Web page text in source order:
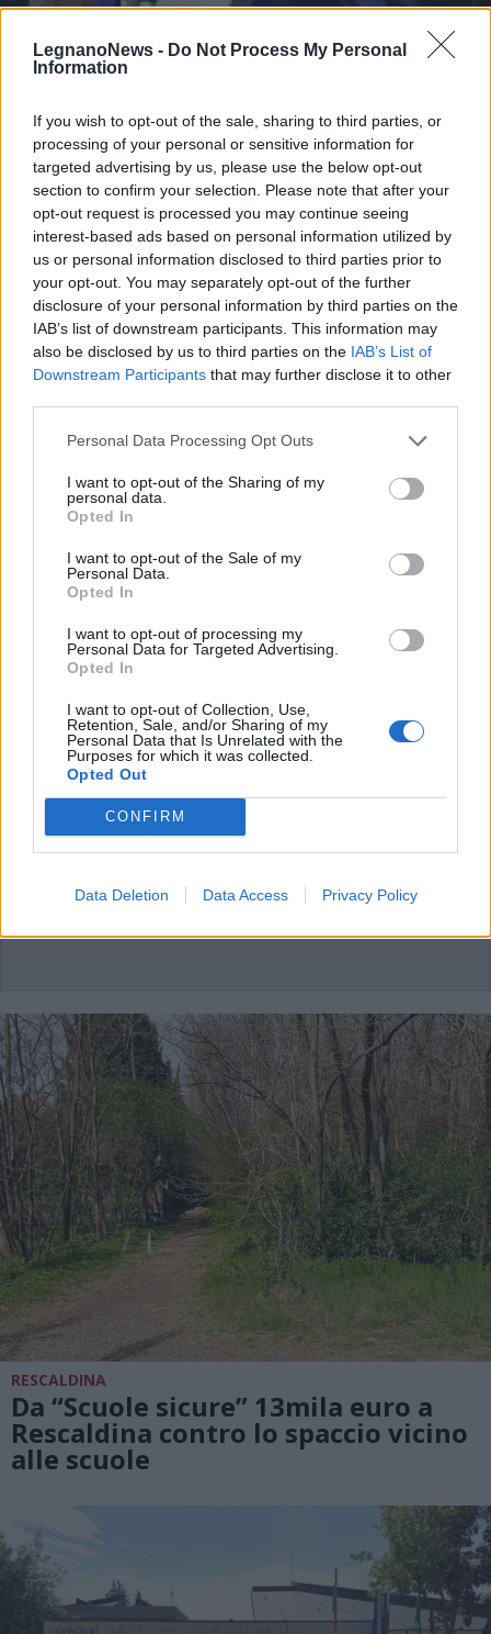
LegnanoNews - Do Not Process My Personal
Information
If you wish to opt-out of the sale, sharing to third parties, or
processing of your personal or sensitive information for
targeted advertising by us, please use the below opt-out
section to confirm your selection. Please note that after your
opt-out request is processed you may continue seeing
interest-based ads based on personal information utilized by
us or personal information disclosed to third parties prior to
your opt-out. You may separately opt-out of the further
disclosure of your personal information by third parties on the
IAB’s list of downstream participants. This information may
also be disclosed by us to third parties on the IAB’s List of
Downstream Participants that may further disclose it to other
Personal Data Processing Opt Outs
I want to opt-out of the Sharing of my
personal data.
Opted In
I want to opt-out of the Sale of my
Personal Data.
Opted In
I want to opt-out of processing my
Personal Data for Targeted Advertising.
Opted In
I want to opt-out of Collection, Use,
Retention, Sale, and/or Sharing of my
Personal Data that Is Unrelated with the
Purposes for which it was collected.
Opted Out
CONFIRM
Data Deletion Data Access Privacy Policy
LEGNANO - SICUREZZA
Clandestini in un appartamento a
Legnano, indagata la proprietaria
Traffico di hashish tra l’Alto
Milanese e Rho, a gestirlo una
banda di minori
RESCALDINA
Da “Scuole sicure” 13mila euro a
Rescaldina contro lo spaccio vicino
alle scuole